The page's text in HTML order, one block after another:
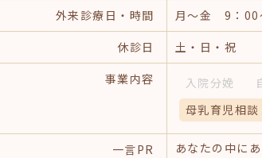
外来診療日・時間
月〜金 9：00
休診日
土・日・祝
事業内容
入院分娩
母乳育児相談
一言PR あなたの中に